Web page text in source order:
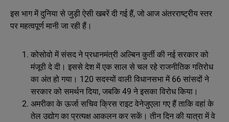
इस भाग में दुनिया से जुड़ी ऐसी खबरें दी गई हैं, जो आज अंतरराष्ट्रीय स्तर
पर महत्वपूर्ण मानी जा रही हैं।
कोसोवो में संसद ने प्रधानमंत्री अल्बिन कुर्ती की नई सरकार को
मंजूरी दे दी। इससे देश में एक साल से चल रहे राजनीतिक गतिरोध
का अंत हो गया। 120 सदस्यों वाली विधानसभा में 66 सांसदों ने
सरकार को समर्थन दिया, जबकि 49 ने इसका विरोध किया।
अमरीका के ऊर्जा सचिव क्रिस राइट वेनेजुएला गए हैं ताकि वहां के
तेल उद्योग का प्रत्यक्ष आकलन कर सकें। तीन दिन की यात्रा में वे